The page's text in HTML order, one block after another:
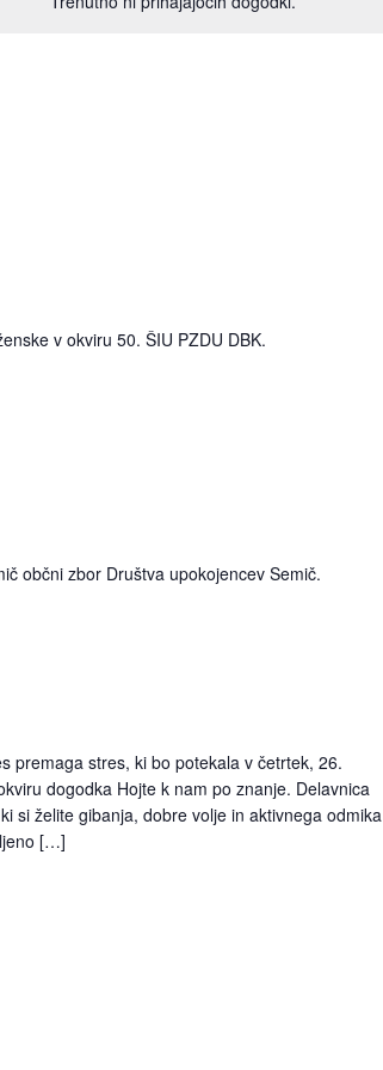
v okviru 50. ŠIU PZDU DBK.
občni zbor Društva upokojencev Semič.
premaga stres, ki bo potekala v četrtek, 26.
dogodka Hojte k nam po znanje. Delavnica
si želite gibanja, dobre volje in aktivnega odmika
[…]